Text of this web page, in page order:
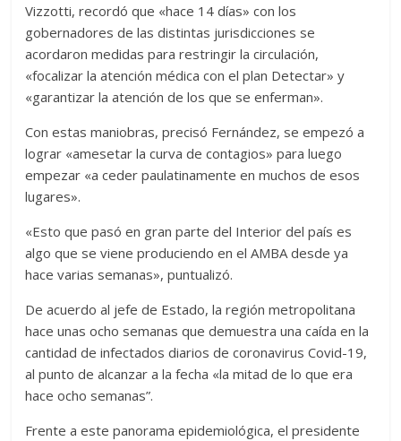
Vizzotti, recordó que «hace 14 días» con los
gobernadores de las distintas jurisdicciones se
acordaron medidas para restringir la circulación,
«focalizar la atención médica con el plan Detectar» y
«garantizar la atención de los que se enferman».
Con estas maniobras, precisó Fernández, se empezó a
lograr «amesetar la curva de contagios» para luego
empezar «a ceder paulatinamente en muchos de esos
lugares».
«Esto que pasó en gran parte del Interior del país es
algo que se viene produciendo en el AMBA desde ya
hace varias semanas», puntualizó.
De acuerdo al jefe de Estado, la región metropolitana
hace unas ocho semanas que demuestra una caída en la
cantidad de infectados diarios de coronavirus Covid-19,
al punto de alcanzar a la fecha «la mitad de lo que era
hace ocho semanas”.
Frente a este panorama epidemiológica, el presidente